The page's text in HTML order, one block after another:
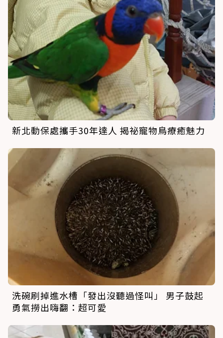
新北動保處攜手30年達人 揭祕寵物鳥療癒魅力
洗碗刷掉進水槽「發出沒聽過怪叫」 男子鼓起
勇氣撈出嗨翻：超可愛